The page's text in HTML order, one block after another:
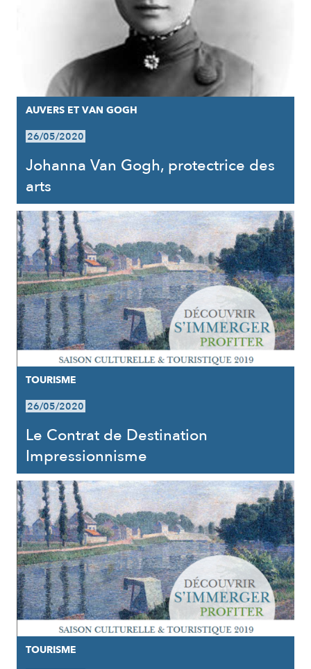
AUVERS ET VAN GOGH
26/05/2020
Johanna Van Gogh, protectrice des
arts
TOURISME
26/05/2020
Le Contrat de Destination
Impressionnisme
TOURISME